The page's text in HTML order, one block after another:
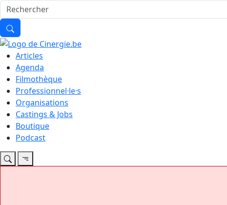
Articles
Agenda
Filmothèque
Professionnel·le·s
Organisations
Castings & Jobs
Boutique
Podcast